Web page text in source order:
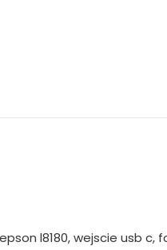
l8180, wejscie usb c,